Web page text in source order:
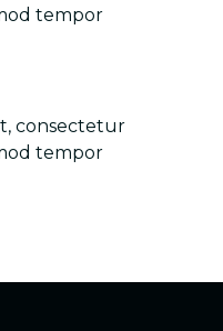
tempor
consectetur
tempor